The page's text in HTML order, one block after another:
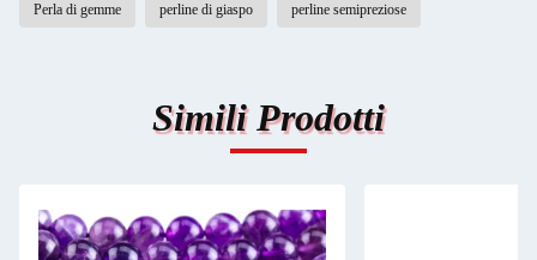
Perla di gemme perline di giaspo perline semipreziose
Simili Prodotti